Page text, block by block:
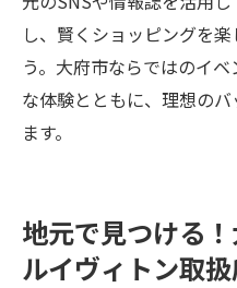
し、賢くショッピングを
う。大府市ならではのイ
な体験とともに、理想の
ます。
地元で見つける
ルイヴィトン取